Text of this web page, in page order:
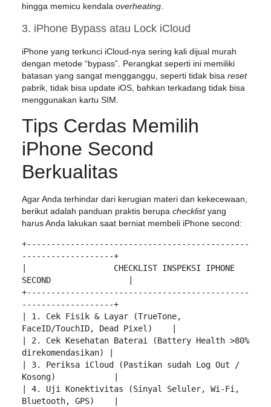
hingga memicu kendala overheating.
3. iPhone Bypass atau Lock iCloud
iPhone yang terkunci iCloud-nya sering kali dijual murah
dengan metode “bypass”. Perangkat seperti ini memiliki
batasan yang sangat mengganggu, seperti tidak bisa reset
pabrik, tidak bisa update iOS, bahkan terkadang tidak bisa
menggunakan kartu SIM.
Tips Cerdas Memilih
iPhone Second
Berkualitas
Agar Anda terhindar dari kerugian materi dan kekecewaan,
berikut adalah panduan praktis berupa checklistyang
harus Anda lakukan saat berniat membeli iPhone second:
+----------------------------------------------
-------------------+
|                  CHECKLIST INSPEKSI IPHONE
SECOND                |
+----------------------------------------------
-------------------+
| 1. Cek Fisik & Layar (TrueTone,
FaceID/TouchID, Dead Pixel)    |
| 2. Cek Kesehatan Baterai (Battery Health >80%
direkomendasikan) |
| 3. Periksa iCloud (Pastikan sudah Log Out /
Kosong)            |
| 4. Uji Konektivitas (Sinyal Seluler, Wi-Fi,
Bluetooth, GPS)    |